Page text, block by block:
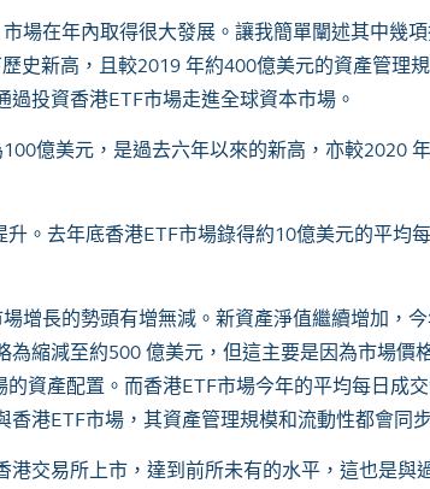
市場在年內取得很大發展。讓我簡單闡述其中幾
史新高，且較2019 年約400億美元的資產管理
過投資香港ETF市場走進全球資本市場。
100億美元，是過去六年以來的新高，亦較2020
升。去年底香港ETF市場錄得約10億美元的平均
增長的勢頭有增無減。新資產淨值繼續增加，
為縮減至約500 億美元，但這主要是因為市場價
的資產配置。而香港ETF市場今年的平均每日成
香港ETF市場，其資產管理規模和流動性都會同
港交易所上市，達到前所未有的水平，這也是與